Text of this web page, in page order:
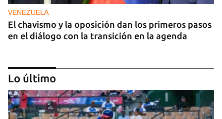
VENEZUELA
El chavismo y la oposición dan los primeros pasos
en el diálogo con la transición en la agenda
Lo último